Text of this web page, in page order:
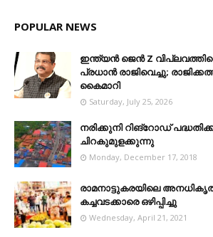
POPULAR NEWS
ഇന്ത്യൻ ജെൻ Z
പ്രധാൻ രാജിവെച്ചു;
കൈമാറി
Saturday, July 25, 2026
നരിക്കുനി റിങ്റോഡ്
ചിറകുമുളക്കുന്നു
Monday, December 17, 2018
രാമനാട്ടുകരയിലെ
കച്ചവടക്കാരെ ഒഴിപ്പിച്ചു
Wednesday, April 21, 2021